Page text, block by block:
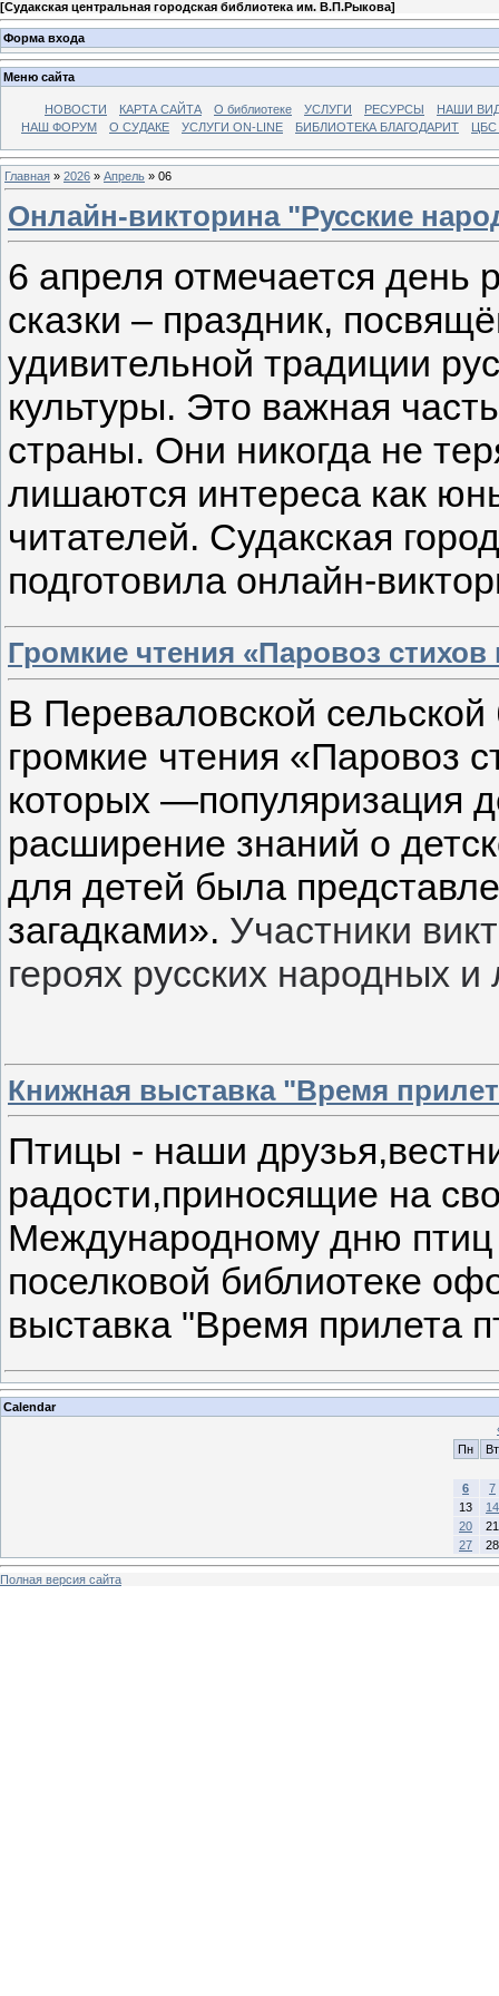
[Судакская центральная городская библиотека им. В.П.Рыкова]
Форма входа
Меню сайта
НОВОСТИ КАРТА САЙТА О библиотеке УСЛУГИ РЕСУРСЫ
НАШИ
НАШ ФОРУМ
О СУДАКЕ УСЛУГИ ON-LINE БИБЛИОТЕКА БЛАГОДАРИТ
Главная » 2026 » Апрель » 06
Онлайн-викторина "Русские
6 апреля отмечается день
сказки – праздник,
удивительной традиции
культуры. Это важная
страны. Они никогда не
лишаются интереса как
читателей. Судакская
подготовила онлайн-
Громкие чтения «Паровоз стихов
В Переваловской
громкие чтения «Паровоз
которых —популяризация
расширение знаний о
для детей была
загадками». Участники
героях русских народных
Книжная выставка "Время
Птицы - наши
радости,приносящие на
Международному дню
поселковой библиотеке
выставка "Время прилета
Calendar
Пн
Вт
6
7
13
14
20
21
27
28
Полная версия сайта